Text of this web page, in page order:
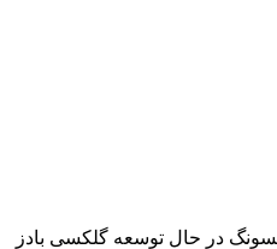
در حال توسعه گلکسی بادز